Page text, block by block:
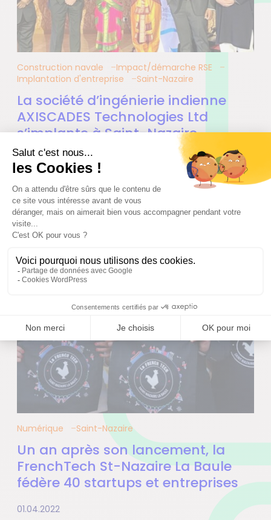
Construction navale
Impact/démarche RSE
Implantation d'entreprise
Saint-Nazaire
La société d’ingénierie indienne
AXISCADES Technologies Ltd
s’implante à Saint-Nazaire
05.04.2022
Numérique Saint-Nazaire
Un an après son lancement, la
FrenchTech St-Nazaire La Baule
fédère 40 startups et entreprises
01.04.2022